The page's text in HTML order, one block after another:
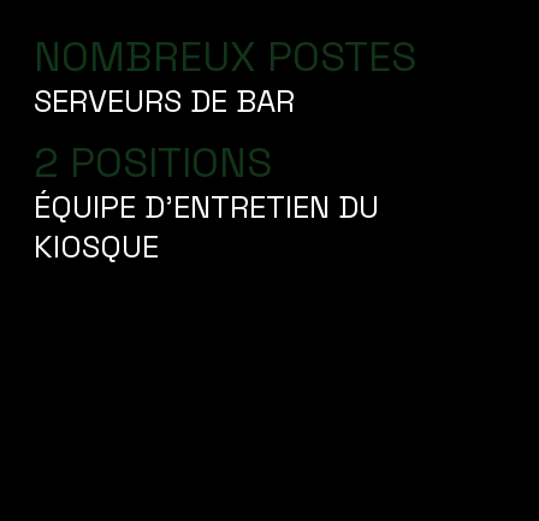
NOMBREUX POSTES
SERVEURS DE BAR
2 POSITIONS
ÉQUIPE D'ENTRETIEN DU
KIOSQUE